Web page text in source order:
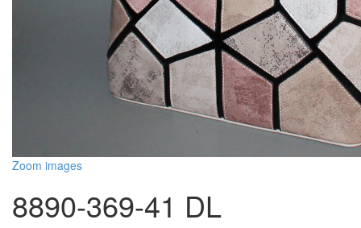
Zoom images
8890-369-41 DL